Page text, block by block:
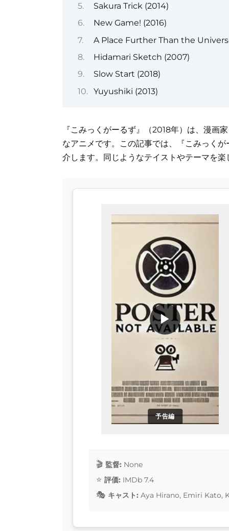
Sakura Trick (2014)
New Game! (2016)
A Place Further Than the
Hidamari Sketch (2007)
Slow Start (2018)
Yuyushiki (2013)
『こみっくがーるず』（2018年）は、漫画
なアニメです。この記事では、『こみっく
介します。同じようなテイストやテーマを
予告編
▶
監督: None
評価: IMDb 7.4
キャスト: Aya Hirano, Emiri Kato,